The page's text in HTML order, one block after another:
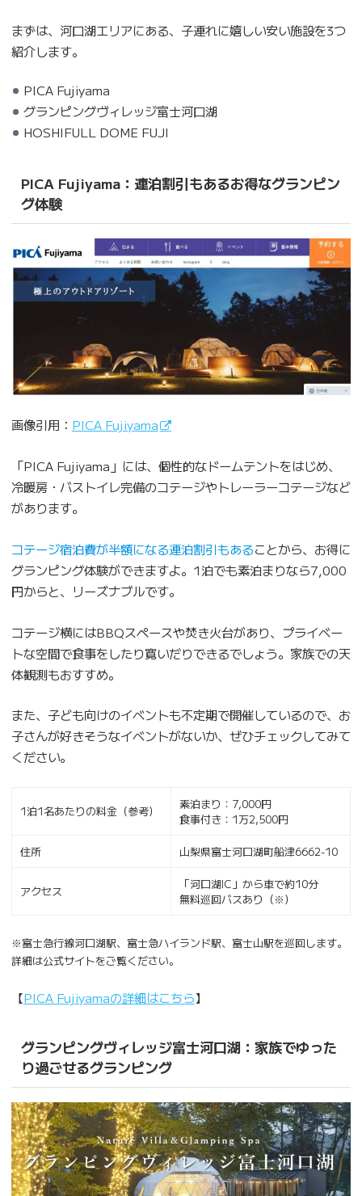
まずは、河口湖エリアにある、子連れに嬉しい安い施設を3つ
紹介します。
PICA Fujiyama
グランピングヴィレッジ富士河口湖
HOSHIFULL DOME FUJI
PICA Fujiyama：連泊割引もあるお得なグランピン
グ体験
画像引用： PICA Fujiyama
「PICA Fujiyama」には、個性的なドームテントをはじめ、
冷暖房・バストイレ完備のコテージやトレーラーコテージなど
があります。
コテージ宿泊費が半額になる連泊割引もあることから、お得に
グランピング体験ができますよ。1泊でも素泊まりなら7,000
円からと、リーズナブルです。
コテージ横にはBBQスペースや焚き火台があり、プライベー
トな空間で食事をしたり寛いだりできるでしょう。家族での天
体観測もおすすめ。
また、子ども向けのイベントも不定期で開催しているので、お
子さんが好きそうなイベントがないか、ぜひチェックしてみて
ください。
1泊1名あたりの料金（参考）
素泊まり：7,000円
食事付き：1万2,500円
住所 山梨県富士河口湖町船津6662-10
アクセス
「河口湖IC」から車で約10分
無料巡回バスあり（※）
※富士急行線河口湖駅、富士急ハイランド駅、富士山駅を巡回します。
詳細は公式サイトをご覧ください。
【PICA Fujiyamaの詳細はこちら】
グランピングヴィレッジ富士河口湖：家族でゆった
り過ごせるグランピング